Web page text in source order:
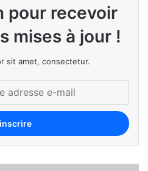
pour recevoir
mises à jour !
sit amet, consectetur.